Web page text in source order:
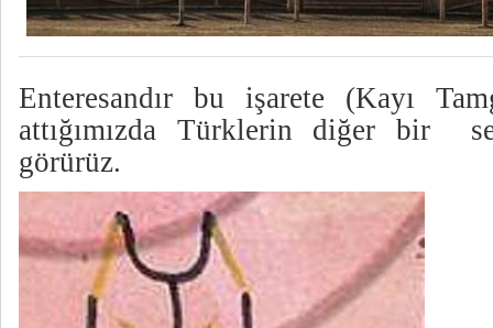
Enteresandır bu işarete (Kayı
attığımızda Türklerin diğer bir
görürüz.